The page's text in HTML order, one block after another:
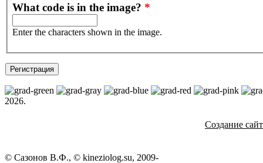
What code is in the image? *
Enter the characters shown in the image.
2026.
Создание
© Сазонов В.Ф., © kineziolog.su, 2009-